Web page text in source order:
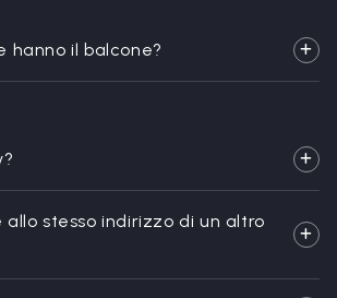
hanno il balcone?
stesso indirizzo di un altro